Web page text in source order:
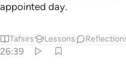
appointed day.
Tafsirs Lessons
26:39